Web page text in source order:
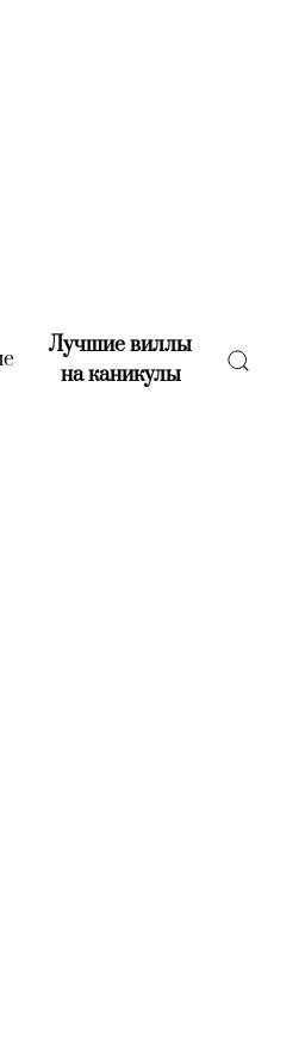
(current)
Лучшие виллы
на каникулы(current)